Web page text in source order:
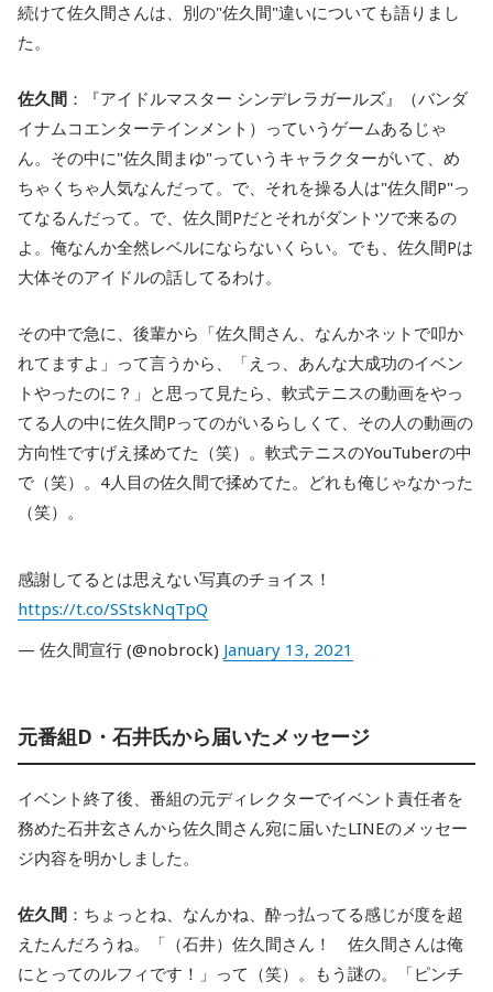
続けて佐久間さんは、別の"佐久間"違いについても語りまし
た。
佐久間 ：『アイドルマスター シンデレラガールズ』（バンダ
イナムコエンターテインメント）っていうゲームあるじゃ
ん。その中に"佐久間まゆ"っていうキャラクターがいて、め
ちゃくちゃ人気なんだって。で、それを操る人は"佐久間P"っ
てなるんだって。で、佐久間Pだとそれがダントツで来るの
よ。俺なんか全然レベルにならないくらい。でも、佐久間Pは
大体そのアイドルの話してるわけ。
その中で急に、後輩から「佐久間さん、なんかネットで叩か
れてますよ」って言うから、「えっ、あんな大成功のイベン
トやったのに？」と思って見たら、軟式テニスの動画をやっ
てる人の中に佐久間Pってのがいるらしくて、その人の動画の
方向性ですげえ揉めてた（笑）。軟式テニスのYouTuberの中
で（笑）。4人目の佐久間で揉めてた。どれも俺じゃなかった
（笑）。
感謝してるとは思えない写真のチョイス！
https://t.co/SStskNqTpQ
— 佐久間宣行 (@nobrock) January 13, 2021
元番組D・石井氏から届いたメッセージ
イベント終了後、番組の元ディレクターでイベント責任者を
務めた石井玄さんから佐久間さん宛に届いたLINEのメッセー
ジ内容を明かしました。
佐久間 ：ちょっとね、なんかね、酔っ払ってる感じが度を超
えたんだろうね。「（石井）佐久間さん！ 佐久間さんは俺
にとってのルフィです！」って（笑）。もう謎の。「ピンチ